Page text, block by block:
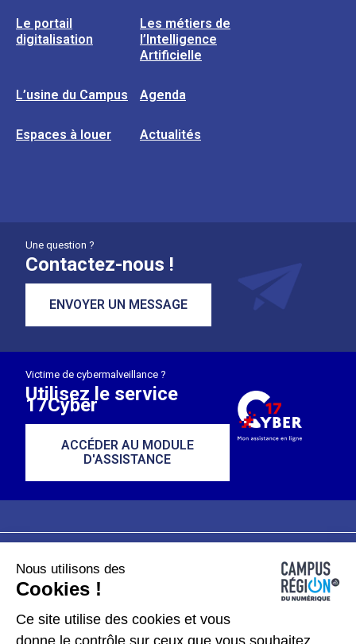
Le portail
digitalisation
Les métiers de
l’Intelligence
Artificielle
L’usine du Campus Agenda
Espaces à louer Actualités
Une question ?
Contactez-nous !
ENVOYER UN MESSAGE
Victime de cybermalveillance ?
Utilisez le service
17Cyber
ACCÉDER AU MODULE
D'ASSISTANCE
Plan du site
Données personnelles
Nous utilisons des
Cookies !
Ce site utilise des cookies et vous
donne le contrôle sur ceux que vous souhaitez